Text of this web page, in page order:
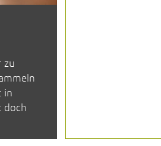
zu
in
doch